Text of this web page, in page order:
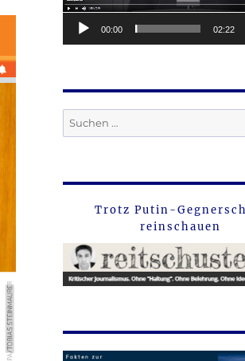
00:00 02:22
Suche
nach:
Trotz Putin-
reinschauen